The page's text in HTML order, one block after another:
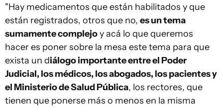
"Hay medicamentos que están habilitados y que
están registrados, otros que no, es un tema
sumamente complejoy acá lo que queremos
hacer es poner sobre la mesa este tema para que
exista un diálogo importante entre el Poder
Judicial, los médicos, los abogados, los pacientes y
el Ministerio de Salud Pública, los rectores, que
tienen que ponerse más o menos en la misma